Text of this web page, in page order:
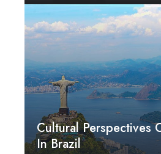
Cultural Perspectives
In Brazil